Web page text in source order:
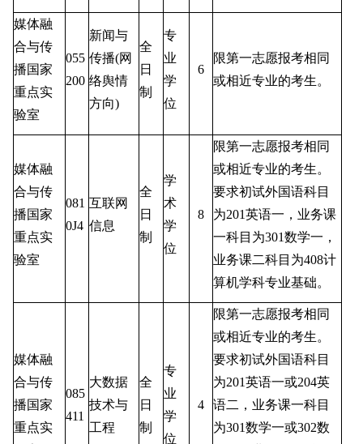
媒体融
合与传
播国家
重点实
验室
055
200
新闻与
传播(网
络舆情
方向)
全
日
制
专
业
学
位
6
限第一志愿报考相同
或相近专业的考生。
媒体融
合与传
播国家
重点实
验室
081
0J4
互联网
信息
全
日
制
学
术
学
位
8
限第一志愿报考相同
或相近专业的考生。
要求初试外国语科目
为201英语一，业务课
一科目为301数学一，
业务课二科目为408计
算机学科专业基础。
媒体融
合与传
播国家
重点实
085
411
大数据
技术与
工程
全
日
制
专
业
学
位
4
限第一志愿报考相同
或相近专业的考生。
要求初试外国语科目
为201英语一或204英
语二，业务课一科目
为301数学一或302数